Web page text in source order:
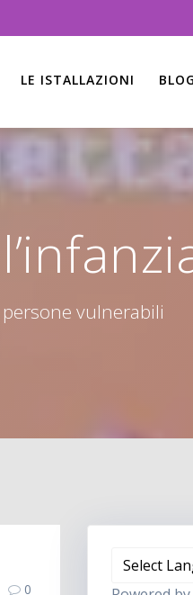
LE ISTALLAZIONI BLOG
vulnerabili
0